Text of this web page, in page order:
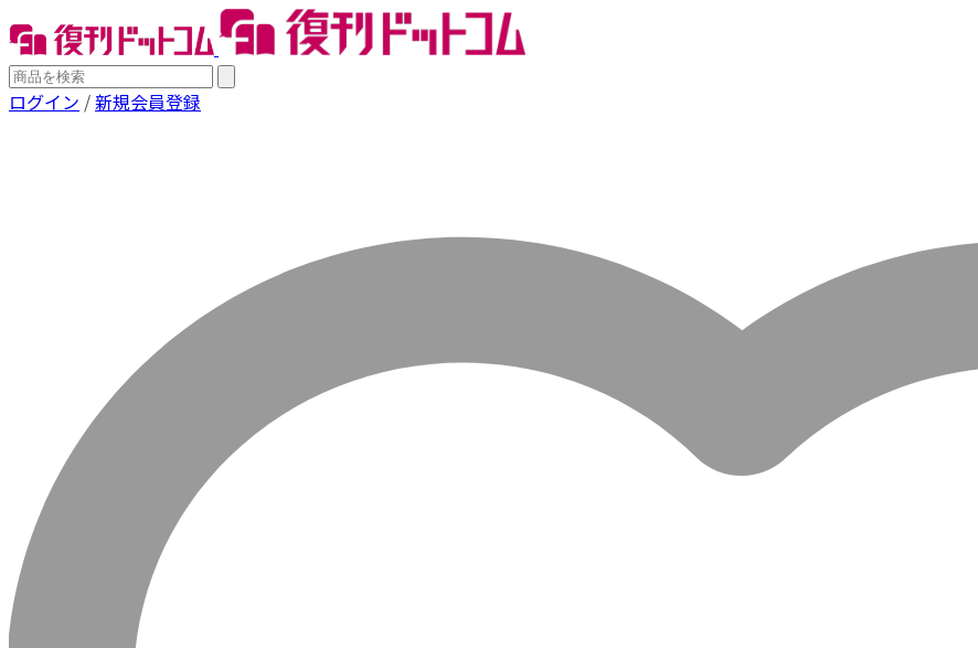
ログイン /新規会員登録